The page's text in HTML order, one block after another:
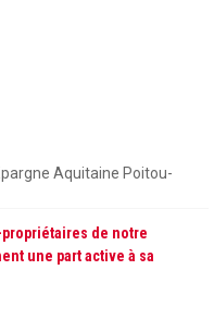
de notre
une part active à sa
Aquitaine Poitou-